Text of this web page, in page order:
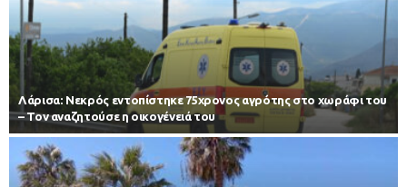
Λάρισα: Νεκρός εντοπίστηκε 75χρονος αγρότης στο χωράφι του
– Toν αναζητούσε η οικογένειά του